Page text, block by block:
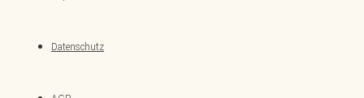
Datenschutz